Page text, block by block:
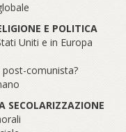
E POLITICA
Uniti e in Europa
post-comunista?
SECOLARIZZAZIONE